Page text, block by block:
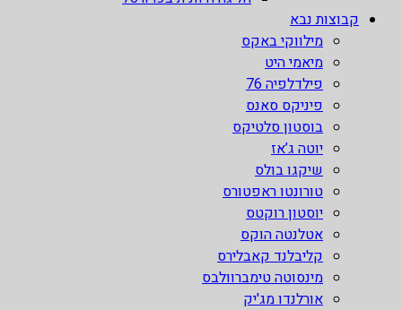
קבוצות נבא
מילווקי באקס
מיאמי היט
פילדלפיה 76
פיניקס סאנס
בוסטון סלטיקס
יוטה ג’אז
שיקגו בולס
טורונטו ראפטורס
יוסטון רוקטס
אטלנטה הוקס
קליבלנד קאבלירס
מינסוטה טימברוולבס
אורלנדו מג'יק